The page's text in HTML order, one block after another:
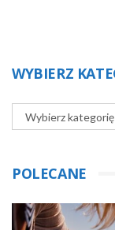
WYBIERZ
POLECANE